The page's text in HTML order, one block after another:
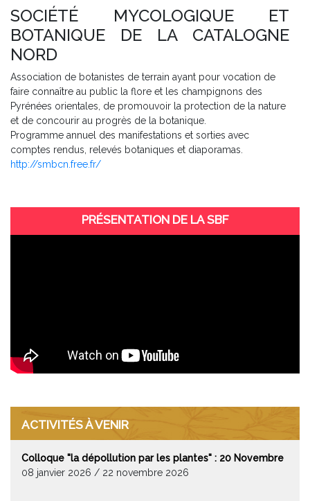
SOCIÉTÉ MYCOLOGIQUE ET
BOTANIQUE DE LA CATALOGNE
NORD
Association de botanistes de terrain ayant pour vocation de
faire connaître au public la flore et les champignons des
Pyrénées orientales, de promouvoir la protection de la nature
et de concourir au progrès de la botanique.
Programme annuel des manifestations et sorties avec
comptes rendus, relevés botaniques et diaporamas.
http://smbcn.free.fr/
PRÉSENTATION DE LA SBF
ACTIVITÉS À VENIR
Colloque "la dépollution par les plantes" : 20 Novembre
08 janvier 2026 / 22 novembre 2026